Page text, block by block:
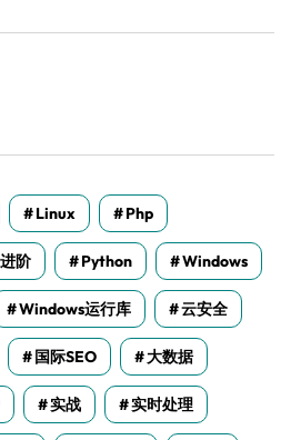
Linux Php
阶 Python Windows
Windows运行库 云安全
国际SEO 大数据
实战 实时处理